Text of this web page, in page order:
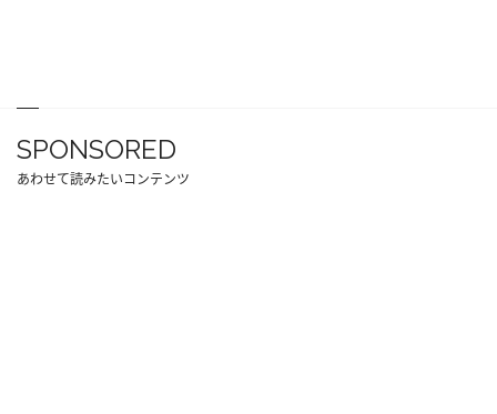
SPONSORED
あわせて読みたいコンテンツ